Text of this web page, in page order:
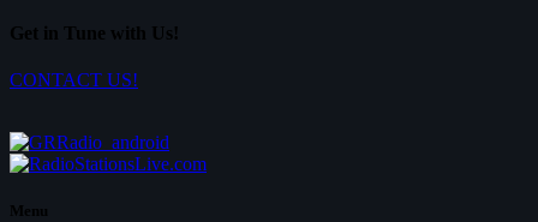
Get in Tune with Us!
CONTACT US!
Menu